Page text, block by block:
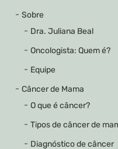
Sobre
Dra. Juliana Beal
Oncologista: Quem é?
Equipe
Câncer de Mama
O que é câncer?
Tipos de câncer de
Diagnóstico de câncer